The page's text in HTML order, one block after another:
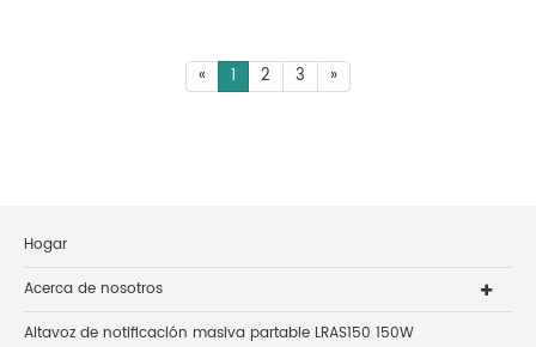
« 1 2 3 »
Hogar
Acerca de nosotros
Altavoz de notificación masiva partable LRAS150 150W